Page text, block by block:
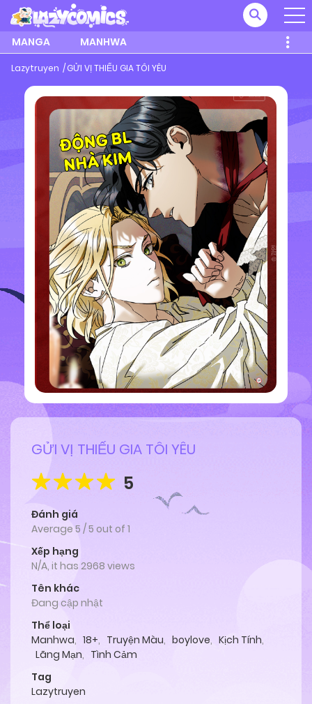
MANGA MANHWA
Lazytruyen GỬI VỊ THIẾU GIA TÔI YÊU
GỬI VỊ THIẾU GIA TÔI YÊU
5
Đánh giá
Average 5 /5 out of 1
Xếp hạng
N/A, it has 2968 views
Tên khác
Đang cập nhật
Thể loại
Manhwa, 18+, Truyện Màu, boylove, Kịch Tính,
Lãng Mạn, Tình Cảm
Tag
Lazytruyen